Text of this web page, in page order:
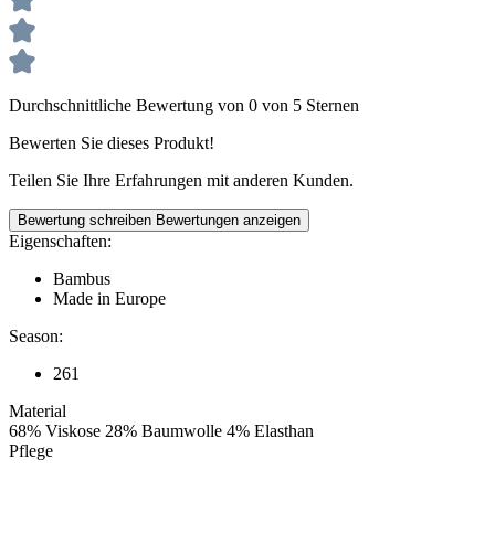
Durchschnittliche Bewertung von 0 von 5 Sternen
Bewerten Sie dieses Produkt!
Teilen Sie Ihre Erfahrungen mit anderen Kunden.
Bewertung schreiben Bewertungen anzeigen
Eigenschaften:
Bambus
Made in Europe
Season:
261
Material
68% Viskose 28% Baumwolle 4% Elasthan
Pflege